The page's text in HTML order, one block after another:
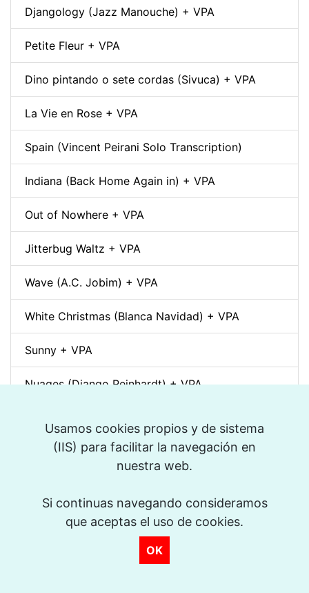
Usamos cookies propios y de sistema
(IIS) para facilitar la navegación en
nuestra web.
Si continuas navegando consideramos
que aceptas el uso de cookies.
OK
Djangology (Jazz Manouche) + VPA
Petite Fleur + VPA
Dino pintando o sete cordas (Sivuca) + VPA
La Vie en Rose + VPA
Spain (Vincent Peirani Solo Transcription)
Indiana (Back Home Again in) + VPA
Out of Nowhere + VPA
Jitterbug Waltz + VPA
Wave (A.C. Jobim) + VPA
White Christmas (Blanca Navidad) + VPA
Sunny + VPA
Nuages (Django Reinhardt) + VPA
Softly, As In A Morning Sunrise + VPA>
+ VPA